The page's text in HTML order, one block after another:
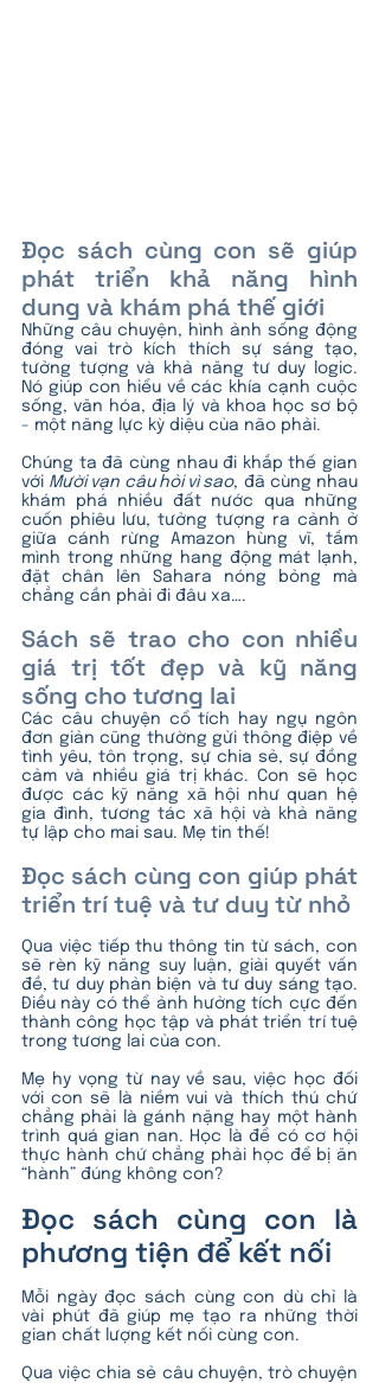
Đọc sách cùng con sẽ giúp
phát triển khả năng hình
dung và khám phá thế giới
Những câu chuyện, hình ảnh sống động
đóng vai trò kích thích sự sáng tạo,
tưởng tượng và khả năng tư duy logic.
Nó giúp con hiểu về các khía cạnh cuộc
sống, văn hóa, địa lý và khoa học sơ bộ
- một năng lực kỳ diệu của não phải.
Chúng ta đã cùng nhau đi khắp thế gian
với Mười vạn câu hỏi vì sao, đã cùng nhau
khám phá nhiều đất nước qua những
cuốn phiêu lưu, tưởng tượng ra cảnh ở
giữa cánh rừng Amazon hùng vĩ, tắm
mình trong những hang động mát lạnh,
đặt chân lên Sahara nóng bỏng mà
chẳng cần phải đi đâu xa….
Sách sẽ trao cho con nhiều
giá trị tốt đẹp và kỹ năng
sống cho tương lai
Các câu chuyện cổ tích hay ngụ ngôn
đơn giản cũng thường gửi thông điệp về
tình yêu, tôn trọng, sự chia sẻ, sự đồng
cảm và nhiều giá trị khác. Con sẽ học
được các kỹ năng xã hội như quan hệ
gia đình, tương tác xã hội và khả năng
tự lập cho mai sau. Mẹ tin thế!
Đọc sách cùng con giúp phát
triển trí tuệ và tư duy từ nhỏ
Qua việc tiếp thu thông tin từ sách, con
sẽ rèn kỹ năng suy luận, giải quyết vấn
đề, tư duy phản biện và tư duy sáng tạo.
Điều này có thể ảnh hưởng tích cực đến
thành công học tập và phát triển trí tuệ
trong tương lai của con.
Mẹ hy vọng từ nay về sau, việc học đối
với con sẽ là niềm vui và thích thú chứ
chẳng phải là gánh nặng hay một hành
trình quá gian nan. Học là để có cơ hội
thực hành chứ chẳng phải học để bị ăn
“hành” đúng không con?
Đọc sách cùng con là
phương tiện để kết nối
Mỗi ngày đọc sách cùng con dù chỉ là
vài phút đã giúp mẹ tạo ra những thời
gian chất lượng kết nối cùng con.
Qua việc chia sẻ câu chuyện, trò chuyện